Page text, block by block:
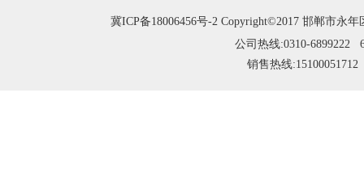
冀ICP备18006456号-2 Copyright©2017 邯郸市永年
公司热线:0310-6899222
销售热线